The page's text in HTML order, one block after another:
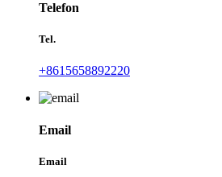
Telefon
Tel.
+8615658892220
Email
Email